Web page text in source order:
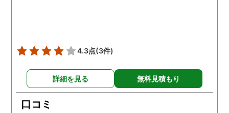
す。探偵の説明は全て調
報告書にも書かれており
写真を確認することもで
4.3点(3件)
詳細を見る 無料見積もり
口コミ